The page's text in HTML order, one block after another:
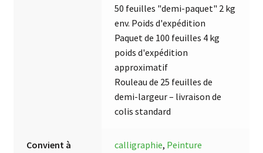
50 feuilles "demi-paquet" 2 kg
env. Poids d'expédition
Paquet de 100 feuilles 4 kg
poids d'expédition
approximatif
Rouleau de 25 feuilles de
demi-largeur – livraison de
colis standard
Convient à calligraphie, Peinture